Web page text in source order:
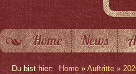
Home News
Du bist hier: Home » Auftritte»